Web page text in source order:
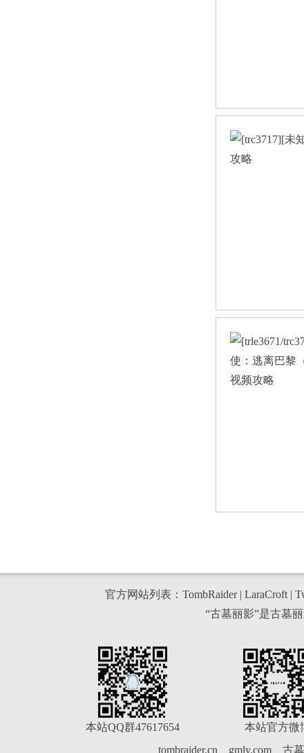
官方网站列表： TombRaider| LaraCroft|
“古墓丽影”是古墓
本站QQ群47617654 本站官方微
tombraider.cn
gmly.com 古